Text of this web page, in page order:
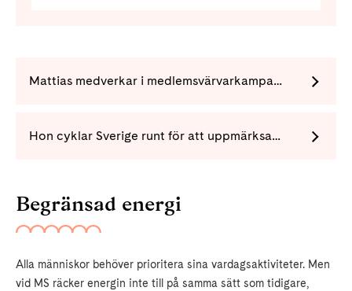
Mattias medverkar i medlemsvärvarkampanjen
Hon cyklar Sverige runt för att uppmärksamma Neuroförbundet
Begränsad energi
Alla människor behöver prioritera sina vardagsaktiviteter. Men
vid MS räcker energin inte till på samma sätt som tidigare,